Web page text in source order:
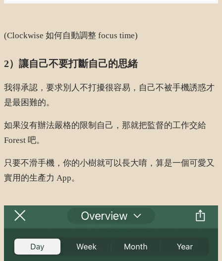
(Clockwise 如何自動調整 focus time)
2）讓自己不要打斷自己的思緒
我得承認，要求別人不打擾很容易，自己不被手機誘惑才
是最困難的。
如果沒有辦法嚴格的限制自己，那就把監督的工作交給
Forest 吧。
只要不滑手機，你的小樹就可以長大唷，算是一個可愛又
實用的生產力 App。